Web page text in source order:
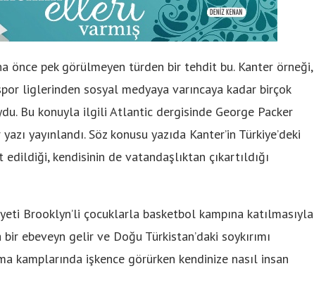
önce pek görülmeyen türden bir tehdit bu. Kanter örneği,
liglerinden sosyal medyaya varıncaya kadar birçok
Bu konuyla ilgili Atlantic dergisinde George Packer
yayınlandı. Söz konusu yazıda Kanter’in Türkiye’deki
kendisinin de vatandaşlıktan çıkartıldığı
Brooklyn’li çocuklarla basketbol kampına katılmasıyla
bir ebeveyn gelir ve Doğu Türkistan’daki soykırımı
kamplarında işkence görürken kendinize nasıl insan